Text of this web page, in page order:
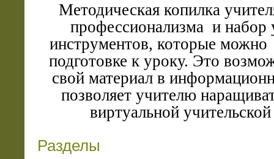
Методическая копилка
профессионализма и набор
инструментов, которые можно
подготовке к уроку. Это
свой материал в
позволяет учителю
виртуальной
Разделы